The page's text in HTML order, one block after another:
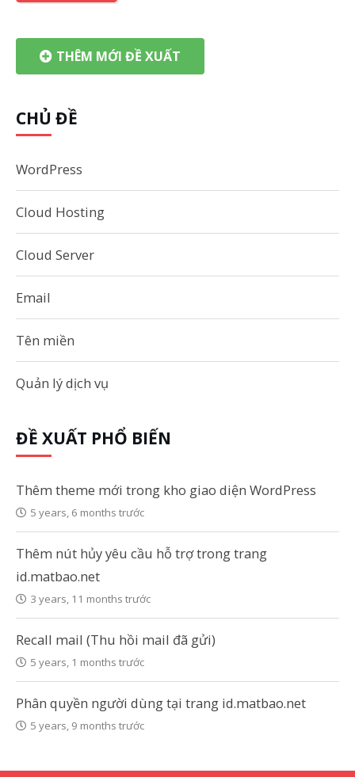
THÊM MỚI ĐỀ XUẤT
CHỦ ĐỀ
WordPress
Cloud Hosting
Cloud Server
Email
Tên miền
Quản lý dịch vụ
ĐỀ XUẤT PHỔ BIẾN
Thêm theme mới trong kho giao diện WordPress
5 years, 6 months trước
Thêm nút hủy yêu cầu hỗ trợ trong trang
id.matbao.net
3 years, 11 months trước
Recall mail (Thu hồi mail đã gửi)
5 years, 1 months trước
Phân quyền người dùng tại trang id.matbao.net
5 years, 9 months trước